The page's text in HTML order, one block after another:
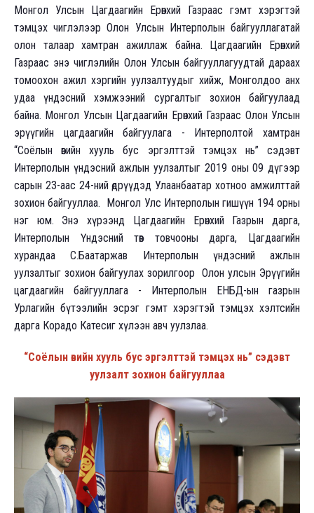
Монгол Улсын Цагдаагийн Ерөнхий Газраас гэмт хэрэгтэй
тэмцэх чиглэлээр Олон Улсын Интерполын байгууллагатай
олон талаар хамтран ажиллаж байна. Цагдаагийн Ерөнхий
Газраас энэ чиглэлийн Олон Улсын байгууллагуудтай дараах
томоохон ажил хэргийн уулзалтуудыг хийж, Монголдоо анх
удаа үндэсний хэмжээний сургалтыг зохион байгуулаад
байна. Монгол Улсын Цагдаагийн Ерөнхий Газраас Олон Улсын
эрүүгийн цагдаагийн байгуулага - Интерполтой хамтран
“Соёлын өвийн хууль бус эргэлттэй тэмцэх нь” сэдэвт
Интерполын үндэсний ажлын уулзалтыг 2019 оны 09 дүгээр
сарын 23-аас 24-ний өдрүүдэд Улаанбаатар хотноо амжилттай
зохион байгууллаа. Монгол Улс Интерполын гишүүн 194 орны
нэг юм. Энэ хүрээнд Цагдаагийн Ерөнхий Газрын дарга,
Интерполын Үндэсний төв товчооны дарга, Цагдаагийн
хурандаа С.Баатаржав Интерполын үндэсний ажлын
уулзалтыг зохион байгуулах зорилгоор Олон улсын Эрүүгийн
цагдаагийн байгууллага - Интерполын ЕНБД-ын газрын
Урлагийн бүтээлийн эсрэг гэмт хэрэгтэй тэмцэх хэлтсийн
дарга Корадо Катесиг хүлээн авч уулзлаа.
“Соёлын өвийн хууль бус эргэлттэй тэмцэх нь” сэдэвт
уулзалт зохион байгууллаа